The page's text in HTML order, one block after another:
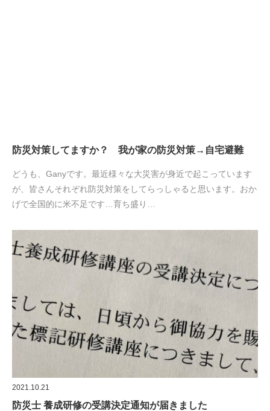
防災対策してますか？ 我が家の防災対策→自宅避難
どうも、Ganyです。最近様々な大災害が身近で起こっています
が、皆さんそれぞれ防災対策をしてらっしゃると思います。おか
げで全国的に米不足です…育ち盛り…
2021.10.21
防災士 養成研修の受講決定通知が届きました